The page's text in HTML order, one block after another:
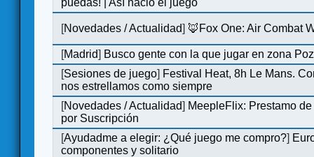
puedas! | Así nació el juego
[Novedades / Actualidad] 🦊Fox One: Air Combat
[Madrid] Busco gente con la que jugar en zona
[Sesiones de juego] Festival Heat, 8h Le Mans.
nos estrellamos como siempre
[Novedades / Actualidad] MeepleFlix: Prestamo
por Suscripción
[Ayudadme a elegir: ¿Qué juego me compro?]
componentes y solitario